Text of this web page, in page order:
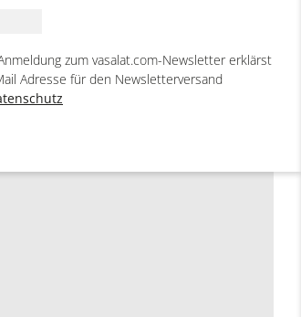
zum vasalat.com-Newsletter erklärst
Adresse für den Newsletterversand